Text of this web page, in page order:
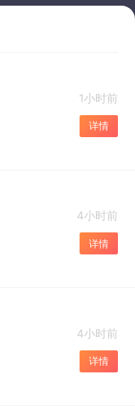
1小时前
详情
4小时前
详情
4小时前
详情